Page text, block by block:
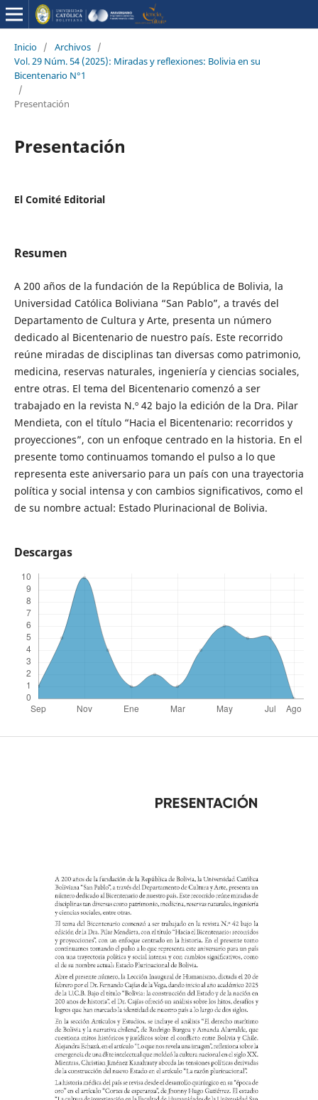
Inicio / Archivos /
Vol. 29 Núm. 54 (2025): Miradas y reflexiones: Bolivia en su
Bicentenario N°1
/
Presentación
Presentación
El Comité Editorial
Resumen
A 200 años de la fundación de la República de Bolivia, la
Universidad Católica Boliviana “San Pablo”, a través del
Departamento de Cultura y Arte, presenta un número
dedicado al Bicentenario de nuestro país. Este recorrido
reúne miradas de disciplinas tan diversas como patrimonio,
medicina, reservas naturales, ingeniería y ciencias sociales,
entre otras. El tema del Bicentenario comenzó a ser
trabajado en la revista N.º 42 bajo la edición de la Dra. Pilar
Mendieta, con el título “Hacia el Bicentenario: recorridos y
proyecciones”, con un enfoque centrado en la historia. En el
presente tomo continuamos tomando el pulso a lo que
representa este aniversario para un país con una trayectoria
política y social intensa y con cambios significativos, como el
de su nombre actual: Estado Plurinacional de Bolivia.
Descargas